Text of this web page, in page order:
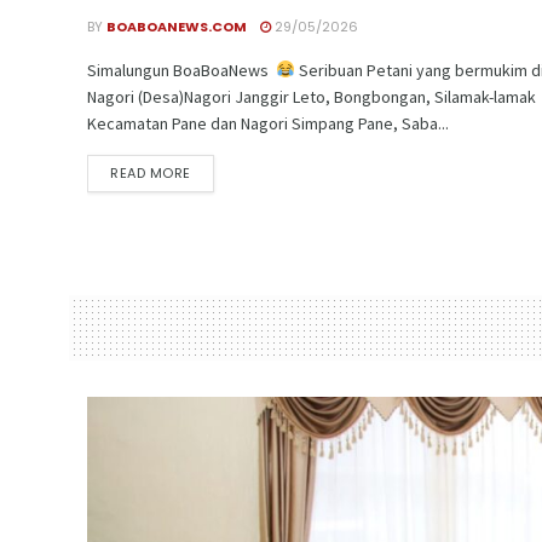
BY BOABOANEWS.COM 29/05/2026
Simalungun BoaBoaNews
Seribuan Petani yang bermukim
Nagori (Desa)Nagori Janggir Leto, Bongbongan, Silamak-lamak
Kecamatan Pane dan Nagori Simpang Pane, Saba...
READ MORE